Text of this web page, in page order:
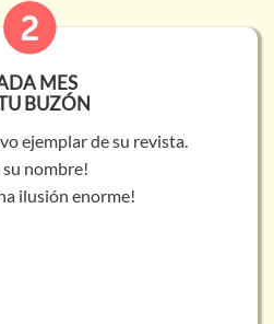
MES
BUZÓN
ejemplar de su revista.
su nombre!
ilusión enorme!